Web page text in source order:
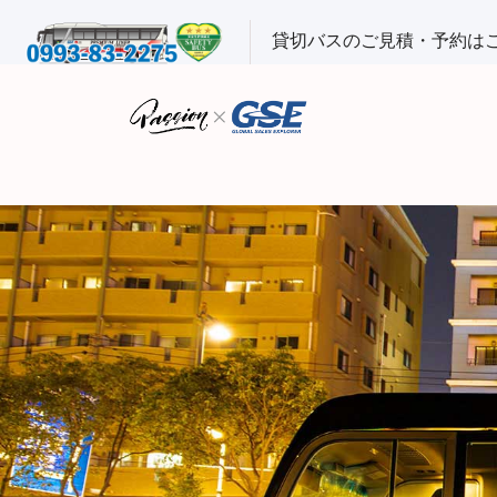
貸切バスのご見積・予約は